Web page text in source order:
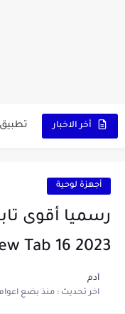
أخر الاخبار
أجهزة لوحية
Tab 16 2023
آدم
اخر تحديث :منذ بضع